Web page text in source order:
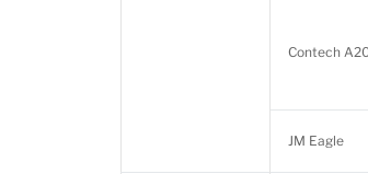
Contech
JM Eagle